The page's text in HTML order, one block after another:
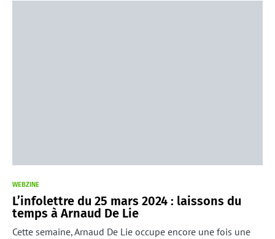
WEBZINE
L’infolettre du 25 mars 2024 : laissons du
temps à Arnaud De Lie
Cette semaine, Arnaud De Lie occupe encore une fois une